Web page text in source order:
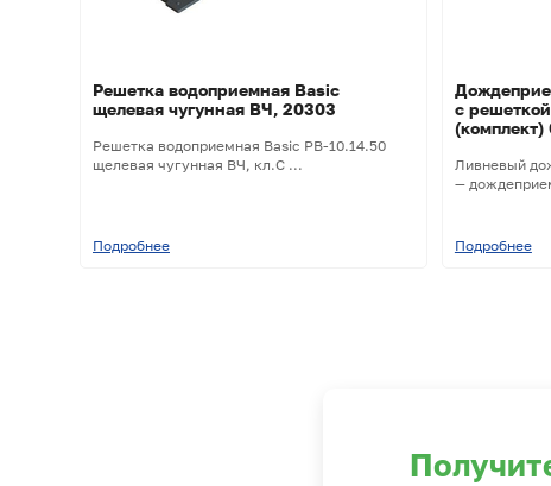
Решетка водоприемная Basic
щелевая чугунная ВЧ, 20303
Решетка водоприемная Basic РВ-10.14.50
щелевая чугунная ВЧ, кл.С ...
Подробнее
с
(комплект)
Ливневый
—
Подробнее